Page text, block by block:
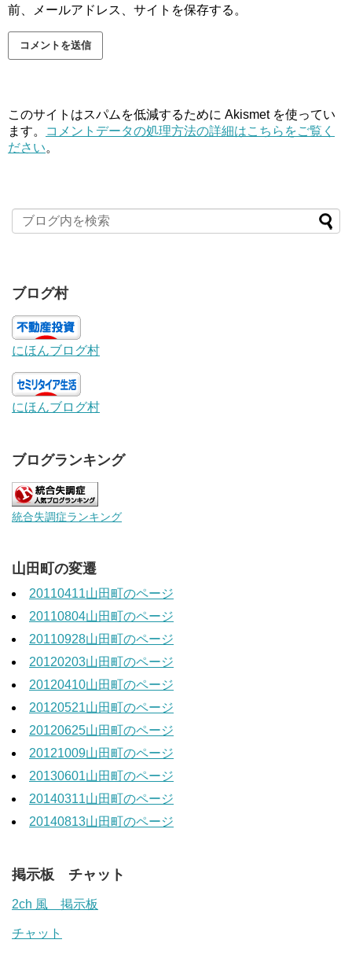
前、メールアドレス、サイトを保存する。
このサイトはスパムを低減するために Akismet を使ってい
ます。
コメントデータの処理方法の詳細はこちらをご覧く
ださい。
ブログ村
にほんブログ村
にほんブログ村
ブログランキング
統合失調症ランキング
山田町の変遷
20110411山田町のページ
20110804山田町のページ
20110928山田町のページ
20120203山田町のページ
20120410山田町のページ
20120521山田町のページ
20120625山田町のページ
20121009山田町のページ
20130601山田町のページ
20140311山田町のページ
20140813山田町のページ
掲示板 チャット
2ch 風 掲示板
チャット